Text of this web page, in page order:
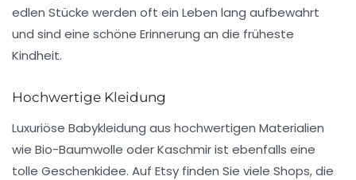
edlen Stücke werden oft ein Leben lang aufbewahrt
und sind eine schöne Erinnerung an die früheste
Kindheit.
Hochwertige Kleidung
Luxuriöse Babykleidung aus hochwertigen Materialien
wie Bio-Baumwolle oder Kaschmir ist ebenfalls eine
tolle Geschenkidee. Auf Etsy finden Sie viele Shops, die